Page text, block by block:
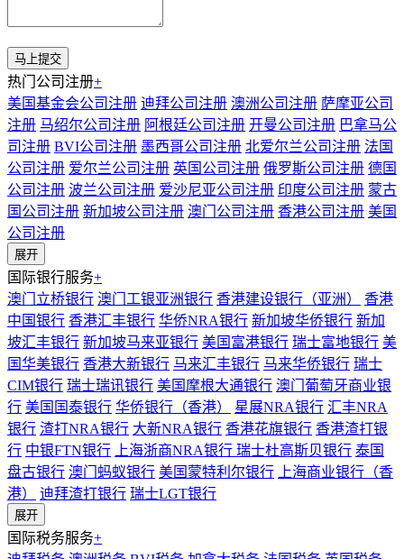
热门公司注册+
美国基金会公司注册 迪拜公司注册 澳洲公司注册 萨摩亚公司
注册 马绍尔公司注册 阿根廷公司注册 开曼公司注册 巴拿马公
司注册 BVI公司注册 墨西哥公司注册 北爱尔兰公司注册 法国
公司注册 爱尔兰公司注册 英国公司注册 俄罗斯公司注册 德国
公司注册 波兰公司注册 爱沙尼亚公司注册 印度公司注册 蒙古
国公司注册 新加坡公司注册 澳门公司注册 香港公司注册 美国
公司注册
展开
国际银行服务+
澳门立桥银行 澳门工银亚洲银行 香港建设银行（亚洲）
香港
中国银行 香港汇丰银行 华侨NRA银行 新加坡华侨银行 新加
坡汇丰银行 新加坡马来亚银行 美国富港银行 瑞士富地银行 美
国华美银行 香港大新银行 马来汇丰银行 马来华侨银行 瑞士
CIM银行 瑞士瑞讯银行 美国摩根大通银行 澳门葡萄牙商业银
行 美国国泰银行 华侨银行（香港） 星展NRA银行 汇丰NRA
银行 渣打NRA银行 大新NRA银行 香港花旗银行 香港渣打银
行 中银FTN银行 上海浙商NRA银行 瑞士杜高斯贝银行 泰国
盘古银行 澳门蚂蚁银行 美国蒙特利尔银行
上海商业银行（香
港）
迪拜渣打银行 瑞士LGT银行
展开
国际税务服务+